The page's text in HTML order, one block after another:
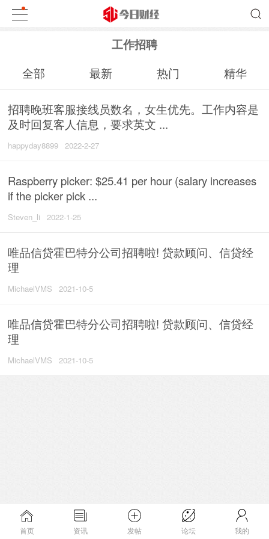
工作招聘
全部 最新 热门 精华
招聘晚班客服接线员数名，女生优先。工作内容是
及时回复客人信息，要求英文 ...
happyday8899 2022-2-27
Raspberry picker: $25.41 per hour (salary increases
if the picker pick ...
Steven_li 2022-1-25
唯品信贷霍巴特分公司招聘啦! 贷款顾问、信贷经
理
MichaelVMS 2021-10-5
唯品信贷霍巴特分公司招聘啦! 贷款顾问、信贷经
理
MichaelVMS 2021-10-5
首页 资讯 发帖 论坛 我的